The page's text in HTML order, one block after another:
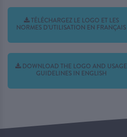
TÉLÉCHARGEZ LE LOGO ET LES
NORMES D’UTILISATION EN FRANÇAIS
DOWNLOAD THE LOGO AND USAGE
GUIDELINES IN ENGLISH